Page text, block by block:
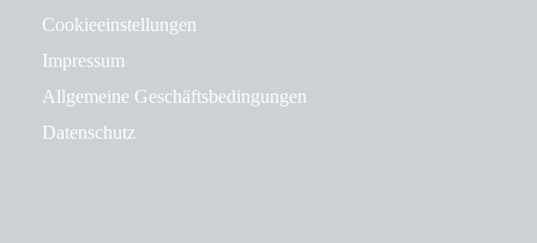
Cookieeinstellungen
Impressum
Allgemeine Geschäftsbedingungen
Datenschutz